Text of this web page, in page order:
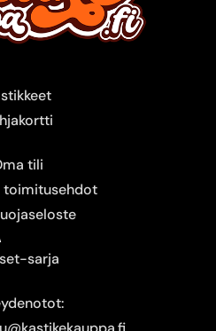
tili
toimitusehdot
sarja